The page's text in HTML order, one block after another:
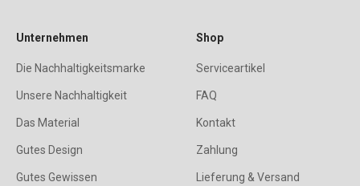
Unternehmen
Die Nachhaltigkeitsmarke
Unsere Nachhaltigkeit
Das Material
Gutes Design
Gutes Gewissen
Shop
Serviceartikel
FAQ
Kontakt
Zahlung
Lieferung & Versand